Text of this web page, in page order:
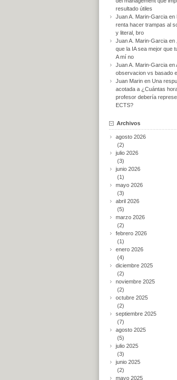
resultado útiles
Juan A. Marin-Garcia en
renta hacer trampas al
y literal, bro
Juan A. Marin-Garcia en
que la IA sea mejor que
A mí no
Juan A. Marin-Garcia en
observacion vs basado
Juan Marin en Una
acotada a ¿Cuántas
profesor debería
ECTS?
Archivos
agosto 2026
(2)
julio 2026
(3)
junio 2026
(1)
mayo 2026
(3)
abril 2026
(5)
marzo 2026
(2)
febrero 2026
(1)
enero 2026
(4)
diciembre 2025
(2)
noviembre 2025
(2)
octubre 2025
(2)
septiembre 2025
(7)
agosto 2025
(5)
julio 2025
(3)
junio 2025
(2)
mayo 2025